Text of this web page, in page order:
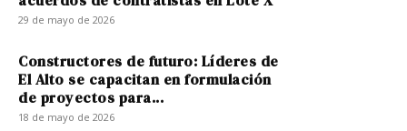
29 de mayo de 2026
Constructores de futuro: Líderes de
El Alto se capacitan en formulación
de proyectos para...
18 de mayo de 2026